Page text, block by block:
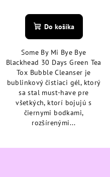
hodnotenie
produktu
z
5
hviezdičiek.
Do košíka
Some By Mi Bye Bye
Blackhead 30 Days Green Tea
Tox Bubble Cleanser je
bublinkový čistiaci gél, ktorý
sa stal must-have pre
všetkých, ktorí bojujú s
čiernymi bodkami,
rozšírenými...